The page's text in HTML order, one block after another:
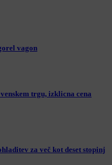
vagon
trgu, izklicna cena
za več kot deset stopinj